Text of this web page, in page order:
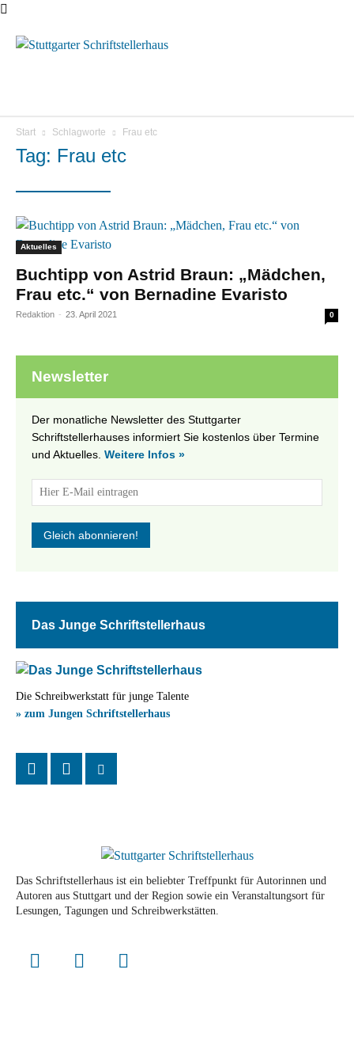
Start Schlagworte Frau etc
Tag: Frau etc
Aktuelles
Buchtipp von Astrid Braun: „Mädchen,
Frau etc.“ von Bernadine Evaristo
Redaktion - 23. April 2021 0
Newsletter
Der monatliche Newsletter des Stuttgarter
Schriftstellerhauses informiert Sie kostenlos über Termine
und Aktuelles. Weitere Infos »
Das Junge Schriftstellerhaus
Die Schreibwerkstatt für junge Talente
» zum Jungen Schriftstellerhaus
Das Schriftstellerhaus ist ein beliebter Treffpunkt für Autorinnen und
Autoren aus Stuttgart und der Region sowie ein Veranstaltungsort für
Lesungen, Tagungen und Schreibwerkstätten.